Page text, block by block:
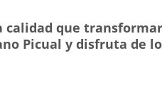
que
Picual y disfruta de